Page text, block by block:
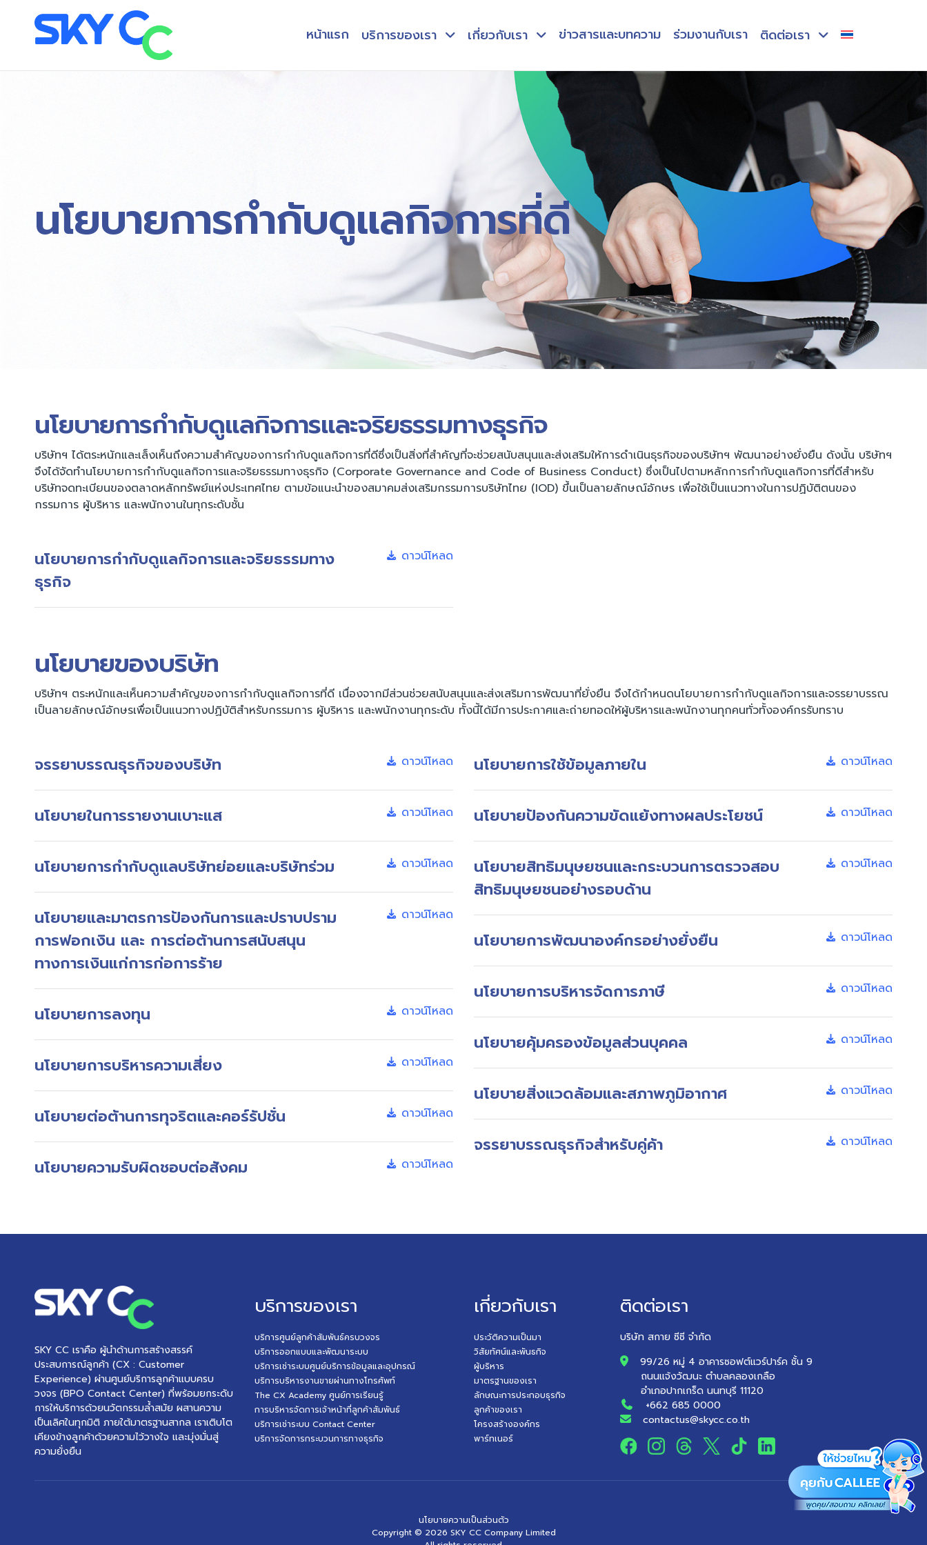
หน้าแรก บริการของเรา เกี่ยวกับเรา ข่าวสารและบทความ ร่วมงานกับเรา ติดต่อเรา
นโยบายการกำกับดูแลกิจการที่ดี
นโยบายการกำกับดูแลกิจการและจริยธรรมทางธุรกิจ
บริษัทฯ ได้ตระหนักและเล็งเห็นถึงความสำคัญของการกำกับดูแลกิจการที่ดีซึ่งเป็นสิ่งที่สำคัญที่จะช่วยสนับสนุนและส่งเสริมให้การดำเนินธุรกิจของบริษัทฯ พัฒนาอย่างยั่งยืน ดังนั้น บริษัทฯ
จึงได้จัดทำนโยบายการกำกับดูแลกิจการและจริยธรรมทางธุรกิจ (Corporate Governance and Code of Business Conduct) ซึ่งเป็นไปตามหลักการกำกับดูแลกิจการที่ดีสำหรับ
บริษัทจดทะเบียนของตลาดหลักทรัพย์แห่งประเทศไทย ตามข้อแนะนำของสมาคมส่งเสริมกรรมการบริษัทไทย (IOD) ขึ้นเป็นลายลักษณ์อักษร เพื่อใช้เป็นแนวทางในการปฏิบัติตนของ
กรรมการ ผู้บริหาร และพนักงานในทุกระดับชั้น
นโยบายการกำกับดูแลกิจการและจริยธรรมทาง
ธุรกิจ
ดาวน์โหลด
นโยบายของบริษัท
บริษัทฯ ตระหนักและเห็นความสำคัญของการกำกับดูแลกิจการที่ดี เนื่องจากมีส่วนช่วยสนับสนุนและส่งเสริมการพัฒนาที่ยั่งยืน จึงได้กำหนดนโยบายการกำกับดูแลกิจการและจรรยาบรรณ
เป็นลายลักษณ์อักษรเพื่อเป็นแนวทางปฏิบัติสำหรับกรรมการ ผู้บริหาร และพนักงานทุกระดับ ทั้งนี้ได้มีการประกาศและถ่ายทอดให้ผู้บริหารและพนักงานทุกคนทั่วทั้งองค์กรรับทราบ
จรรยาบรรณธุรกิจของบริษัท ดาวน์โหลด
นโยบายในการรายงานเบาะแส ดาวน์โหลด
นโยบายการกำกับดูแลบริษัทย่อยและบริษัทร่วม ดาวน์โหลด
นโยบายและมาตรการป้องกันการและปราบปราม
การฟอกเงิน และ การต่อต้านการสนับสนุน
ทางการเงินแก่การก่อการร้าย
ดาวน์โหลด
นโยบายการลงทุน ดาวน์โหลด
นโยบายการบริหารความเสี่ยง ดาวน์โหลด
นโยบายต่อต้านการทุจริตและคอร์รัปชั่น ดาวน์โหลด
นโยบายความรับผิดชอบต่อสังคม ดาวน์โหลด
นโยบายการใช้ข้อมูลภายใน ดาวน์โหลด
นโยบายป้องกันความขัดแย้งทางผลประโยชน์ ดาวน์โหลด
นโยบายสิทธิมนุษยชนและกระบวนการตรวจสอบ
สิทธิมนุษยชนอย่างรอบด้าน
ดาวน์โหลด
นโยบายการพัฒนาองค์กรอย่างยั่งยืน ดาวน์โหลด
นโยบายการบริหารจัดการภาษี ดาวน์โหลด
นโยบายคุ้มครองข้อมูลส่วนบุคคล ดาวน์โหลด
นโยบายสิ่งแวดล้อมและสภาพภูมิอากาศ ดาวน์โหลด
จรรยาบรรณธุรกิจสำหรับคู่ค้า ดาวน์โหลด
SKY CC เราคือ ผู้นำด้านการสร้างสรรค์
ประสบการณ์ลูกค้า (CX : Customer
Experience) ผ่านศูนย์บริการลูกค้าแบบครบ
วงจร (BPO Contact Center) ที่พร้อมยกระดับ
การให้บริการด้วยนวัตกรรมล้ำสมัย ผสานความ
เป็นเลิศในทุกมิติ ภายใต้มาตรฐานสากล เราเติบโต
เคียงข้างลูกค้าด้วยความไว้วางใจ และมุ่งมั่นสู่
ความยั่งยืน
บริการของเรา
บริการศูนย์ลูกค้าสัมพันธ์ครบวงจร
บริการออกแบบและพัฒนาระบบ
บริการเช่าระบบศูนย์บริการข้อมูลและอุปกรณ์
บริการบริหารงานขายผ่านทางโทรศัพท์
The CX Academy ศูนย์การเรียนรู้
การบริหารจัดการเจ้าหน้าที่ลูกค้าสัมพันธ์
บริการเช่าระบบ Contact Center
บริการจัดการกระบวนการทางธุรกิจ
เกี่ยวกับเรา
ประวัติความเป็นมา
วิสัยทัศน์และพันธกิจ
ผู้บริหาร
มาตรฐานของเรา
ลักษณะการประกอบธุรกิจ
ลูกค้าของเรา
โครงสร้างองค์กร
พาร์ทเนอร์
ติดต่อเรา
บริษัท สกาย ซีซี จำกัด
99/26 หมู่ 4 อาคารซอฟต์แวร์ปาร์ค ชั้น 9
ถนนแจ้งวัฒนะ ตำบลคลองเกลือ
อำเภอปากเกร็ด นนทบุรี 11120
+662 685 0000
contactus@skycc.co.th
นโยบายความเป็นส่วนตัว
Copyright © 2026 SKY CC Company Limited